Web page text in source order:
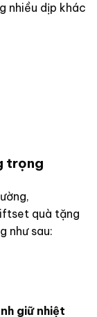
nhiều dịp khác
trọng
quà tặng
như sau:
giữ nhiệt